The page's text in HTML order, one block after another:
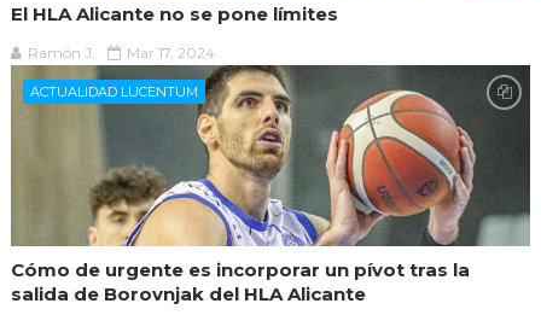
El HLA Alicante no se pone límites
Ramón J. Mar 17, 2024
ACTUALIDAD LUCENTUM
Cómo de urgente es incorporar un pívot tras la
salida de Borovnjak del HLA Alicante